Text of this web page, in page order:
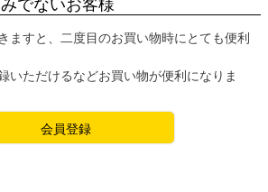
でないお客様
ますと、二度目のお買い物時にとても便利
いただけるなどお買い物が便利になりま
会員登録